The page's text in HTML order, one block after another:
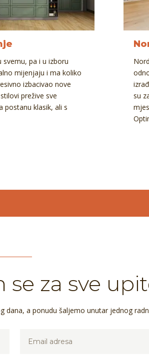
svemu, pa i u izboru
mijenjaju i ma koliko
izbacivao nove
prežive sve
postanu klasik, ali s
su
za sve
dana, a ponudu šaljemo unutar jednog